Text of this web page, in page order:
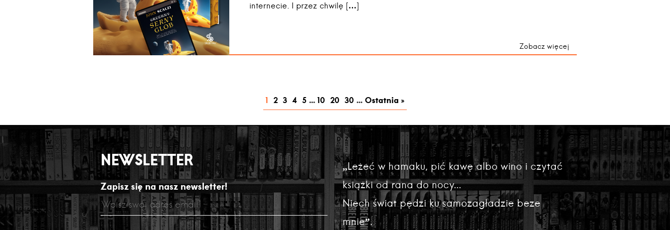
internecie. I przez chwilę […]
Zobacz więcej
1 2 3 4 5 ... 10 20 30 ... Ostatnia »
NEWSLETTER
Zapisz się na nasz newsletter!
„Leżeć w hamaku, pić kawę albo wino i czytać
książki od rana do nocy...
Niech świat pędzi ku samozagładzie beze
mnie”.